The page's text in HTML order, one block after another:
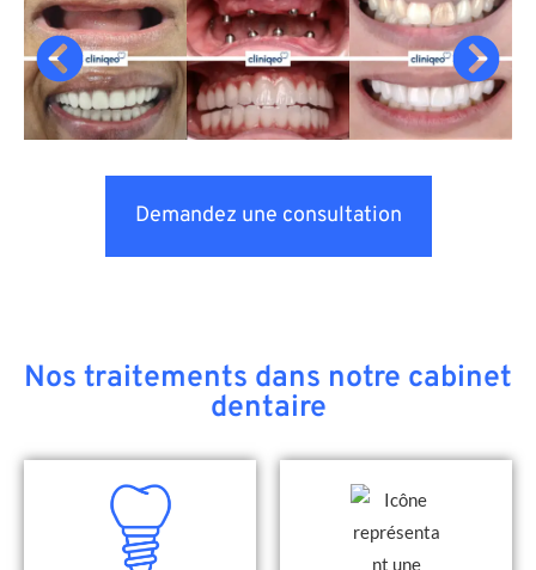
Demandez une consultation
Nos traitements dans notre cabinet
dentaire